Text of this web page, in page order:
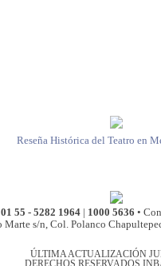
Reseña Histórica del Teatro en
01 55 - 5282 1964| 1000 5636 •
Marte s/n, Col. Polanco
ÚLTIMA ACTUALIZACIÓN
DERECHOS RESERVADOS